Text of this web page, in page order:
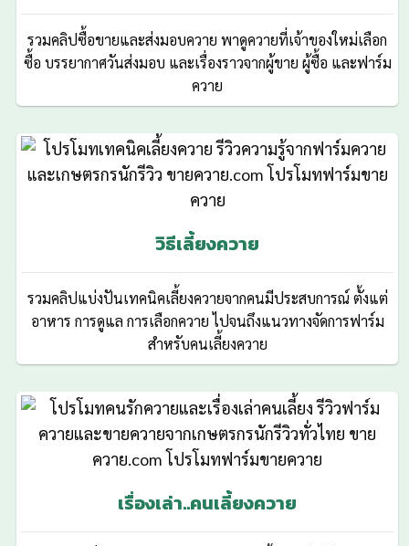
รวมคลิปซื้อขายและส่งมอบควาย พาดูควายที่เจ้าของใหม่เลือก
ซื้อ บรรยากาศวันส่งมอบ และเรื่องราวจากผู้ขาย ผู้ซื้อ และฟาร์ม
ควาย
วิธีเลี้ยงควาย
รวมคลิปแบ่งปันเทคนิคเลี้ยงควายจากคนมีประสบการณ์ ตั้งแต่
อาหาร การดูแล การเลือกควาย ไปจนถึงแนวทางจัดการฟาร์ม
สำหรับคนเลี้ยงควาย
เรื่องเล่า..คนเลี้ยงควาย